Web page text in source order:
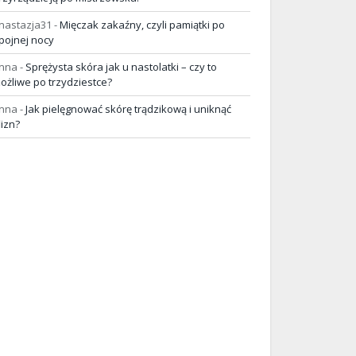
-Mięczak zakaźny, czyli pamiątki po
nocy
- Sprężysta skóra jak u nastolatki – czy to
po trzydziestce?
-Jak pielęgnować skórę trądzikową i uniknąć